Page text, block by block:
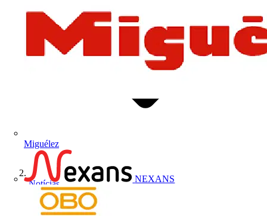
Miguélez
NEXANS
Notícias